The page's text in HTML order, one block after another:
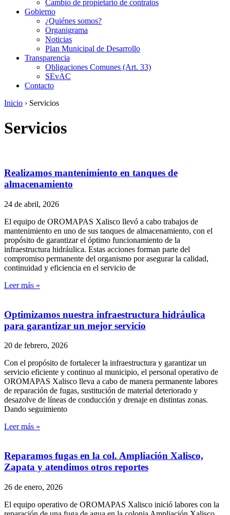
Cambio de propietario de contratos
Gobierno
¿Quiénes somos?
Organigrama
Noticias
Plan Municipal de Desarrollo
Transparencia
Obligaciones Comunes (Art. 33)
SEvAC
Contacto
Inicio › Servicios
Servicios
Realizamos mantenimiento en tanques de
almacenamiento
24 de abril, 2026
El equipo de OROMAPAS Xalisco llevó a cabo trabajos de
mantenimiento en uno de sus tanques de almacenamiento, con el
propósito de garantizar el óptimo funcionamiento de la
infraestructura hidráulica. Estas acciones forman parte del
compromiso permanente del organismo por asegurar la calidad,
continuidad y eficiencia en el servicio de
Leer más »
Optimizamos nuestra infraestructura hidráulica
para garantizar un mejor servicio
20 de febrero, 2026
Con el propósito de fortalecer la infraestructura y garantizar un
servicio eficiente y continuo al municipio, el personal operativo de
OROMAPAS Xalisco lleva a cabo de manera permanente labores
de reparación de fugas, sustitución de material deteriorado y
desazolve de líneas de conducción y drenaje en distintas zonas.
Dando seguimiento
Leer más »
Reparamos fugas en la col. Ampliación Xalisco,
Zapata y atendimos otros reportes
26 de enero, 2026
El equipo operativo de OROMAPAS Xalisco inició labores con la